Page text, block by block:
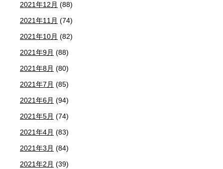
2021年12月 (88)
2021年11月 (74)
2021年10月 (82)
2021年9月 (88)
2021年8月 (80)
2021年7月 (85)
2021年6月 (94)
2021年5月 (74)
2021年4月 (83)
2021年3月 (84)
2021年2月 (39)